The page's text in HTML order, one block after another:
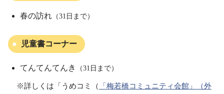
春の訪れ （31日まで）
児童書コーナー
てんてんてんき （31日まで）
※詳しくは「うめコミ（
「梅若橋コミュニティ会館」（外